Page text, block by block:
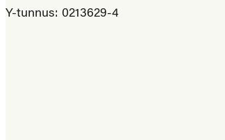
Y-tunnus: 0213629-4